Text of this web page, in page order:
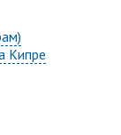
Кипре